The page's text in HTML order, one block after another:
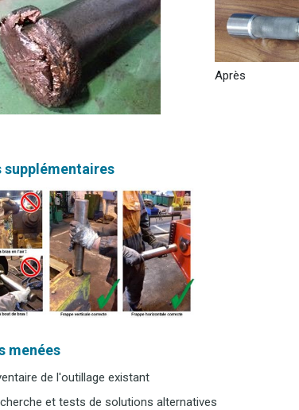
Après
supplémentaires
menées
de l'outillage existant
et tests de solutions alternatives